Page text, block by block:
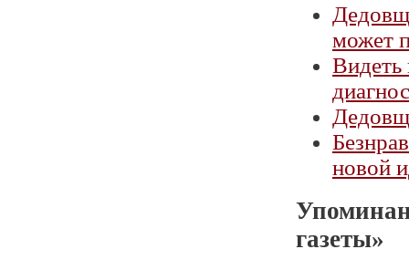
может
Видеть
новой
газеты»